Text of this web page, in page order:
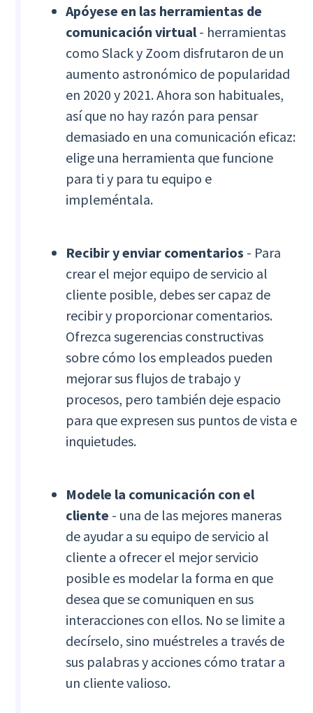
Apóyese en las herramientas de
comunicación virtual- herramientas
como Slack y Zoom disfrutaron de un
aumento astronómico de popularidad
en 2020 y 2021. Ahora son habituales,
así que no hay razón para pensar
demasiado en una comunicación eficaz:
elige una herramienta que funcione
para ti y para tu equipo e
impleméntala.
Recibir y enviar comentarios - Para
crear el mejor equipo de servicio al
cliente posible, debes ser capaz de
recibir y proporcionar comentarios.
Ofrezca sugerencias constructivas
sobre cómo los empleados pueden
mejorar sus flujos de trabajo y
procesos, pero también deje espacio
para que expresen sus puntos de vista e
inquietudes.
Modele la comunicación con el
cliente - una de las mejores maneras
de ayudar a su equipo de servicio al
cliente a ofrecer el mejor servicio
posible es modelar la forma en que
desea que se comuniquen en sus
interacciones con ellos. No se limite a
decírselo, sino muéstreles a través de
sus palabras y acciones cómo tratar a
un cliente valioso.